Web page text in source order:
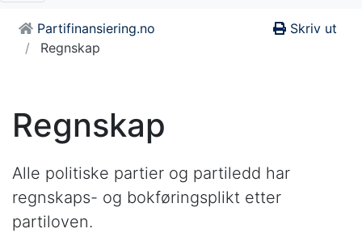
Partifinansiering.no
Regnskap
Skriv ut
Regnskap
Alle politiske partier og partiledd har
regnskaps- og bokføringsplikt etter
partiloven.